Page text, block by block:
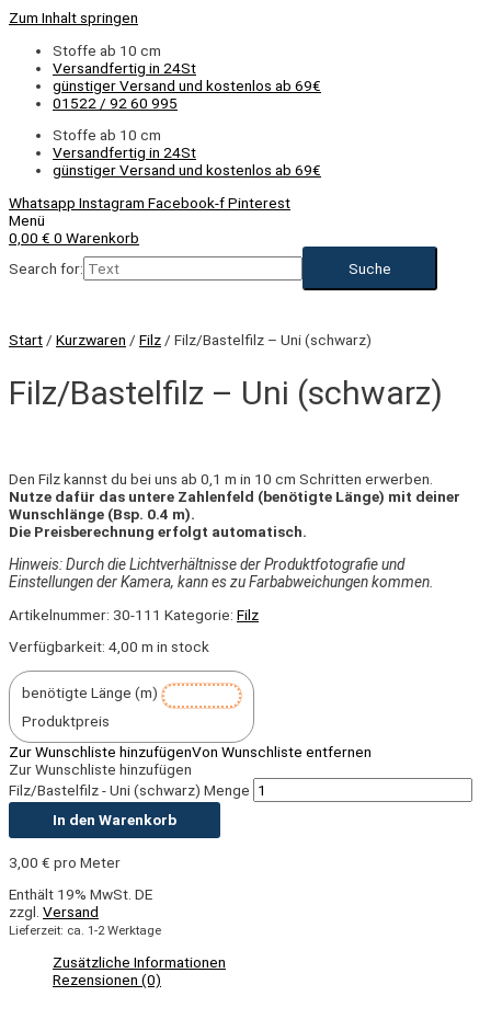
Zum Inhalt springen
Stoffe ab 10 cm
Versandfertig in 24St
günstiger Versand und kostenlos ab 69€
01522 / 92 60 995
Stoffe ab 10 cm
Versandfertig in 24St
günstiger Versand und kostenlos ab 69€
Whatsapp Instagram Facebook-fPinterest
Menü
0,00 € 0 Warenkorb
Search for:
Start / Kurzwaren / Filz / Filz/Bastelfilz – Uni (schwarz)
Filz/Bastelfilz – Uni (schwarz)
Den Filz kannst du bei uns ab 0,1 m in 10 cm Schritten erwerben.
Nutze dafür das untere Zahlenfeld (benötigte Länge) mit deiner
Wunschlänge (Bsp. 0.4 m).
Die Preisberechnung erfolgt automatisch.
Hinweis: Durch die Lichtverhältnisse der Produktfotografie und
Einstellungen der Kamera, kann es zu Farbabweichungen kommen.
Artikelnummer: 30-111 Kategorie: Filz
Verfügbarkeit: 4,00 m in stock
benötigte Länge (m)
Produktpreis
Zur Wunschliste hinzufügenVon Wunschliste entfernen
Zur Wunschliste hinzufügen
Filz/Bastelfilz - Uni (schwarz) Menge
In den Warenkorb
3,00 € pro Meter
Enthält 19% MwSt. DE
zzgl. Versand
Lieferzeit: ca. 1-2 Werktage
Zusätzliche Informationen
Rezensionen (0)